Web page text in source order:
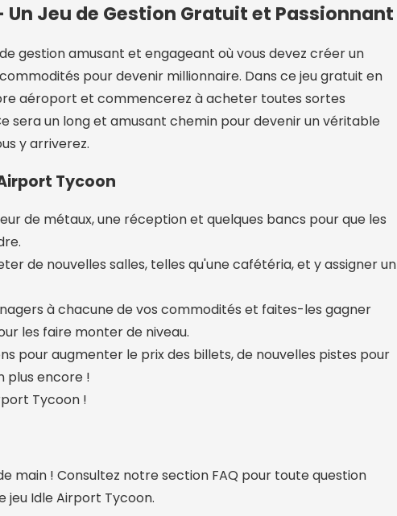
Jeu de Gestion Gratuit et Passionnant
gestion amusant et engageant où vous devez créer un
pour devenir millionnaire. Dans ce jeu gratuit en
aéroport et commencerez à acheter toutes sortes
sera un long et amusant chemin pour devenir un véritable
y arriverez.
Tycoon
de métaux, une réception et quelques bancs pour que les
de nouvelles salles, telles qu'une cafétéria, et y assigner un
à chacune de vos commodités et faites-les gagner
les faire monter de niveau.
pour augmenter le prix des billets, de nouvelles pistes pour
plus encore !
Tycoon !
main ! Consultez notre section FAQ pour toute question
Idle Airport Tycoon.